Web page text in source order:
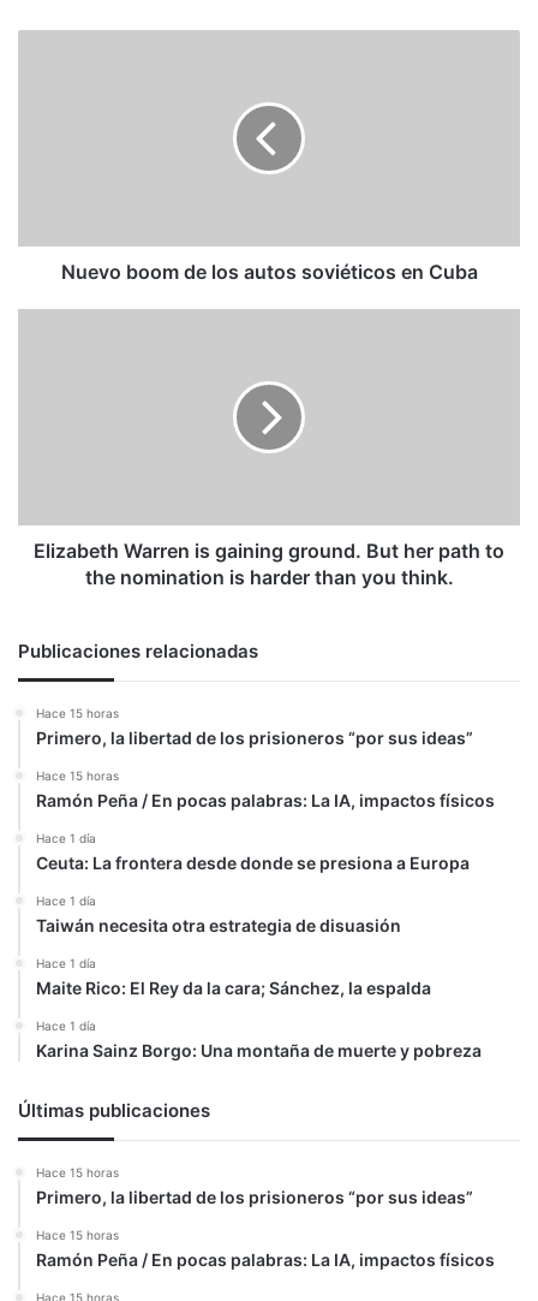
Nuevo boom de los autos soviéticos en Cuba
to
the
nomination
than
Elizabeth Warren is gaining ground. But her path to
the nomination is harder than you think.
Publicaciones relacionadas
Hace 15 horas
Primero, la libertad de los prisioneros “por sus ideas”
Hace 15 horas
Ramón Peña / En pocas palabras: La IA, impactos físicos
Hace 1 día
Ceuta: La frontera desde donde se presiona a Europa
Hace 1 día
Taiwán necesita otra estrategia de disuasión
Hace 1 día
Maite Rico: El Rey da la cara; Sánchez, la espalda
Hace 1 día
Karina Sainz Borgo: Una montaña de muerte y pobreza
Últimas publicaciones
Hace 15 horas
Primero, la libertad de los prisioneros “por sus ideas”
Hace 15 horas
Ramón Peña / En pocas palabras: La IA, impactos físicos
Hace 15 horas